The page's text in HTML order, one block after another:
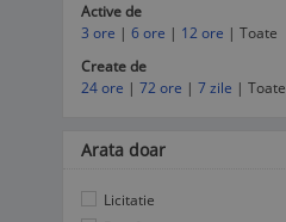
Active de
3 ore | 6 ore | 12 ore | Toate
Create de
24 ore | 72 ore | 7 zile | Toate
Arata doar
Licitatie